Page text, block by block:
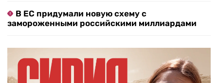
В ЕС придумали новую схему с
замороженными российскими миллиардами